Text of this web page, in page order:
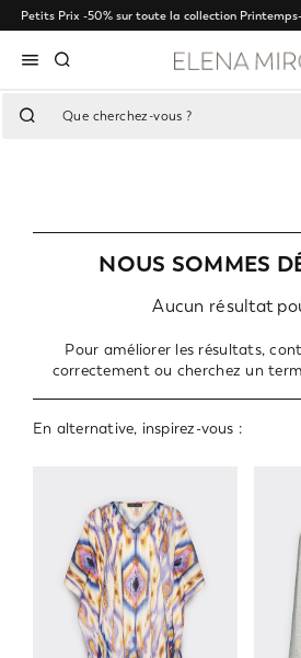
Petits Prix -50% sur toute la collection
NOUS SOMMES
Aucun résultat
Pour améliorer les résultats,
correctement ou cherchez un
En alternative, inspirez-vous :